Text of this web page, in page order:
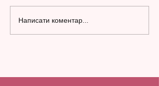
Написати коментар...